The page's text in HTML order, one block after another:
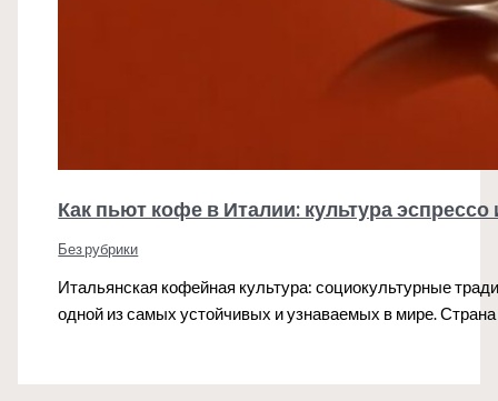
Как пьют кофе в Италии: культура эспрессо
Без рубрики
Итальянская кофейная культура: социокультурные
одной из самых устойчивых и узнаваемых в мире.